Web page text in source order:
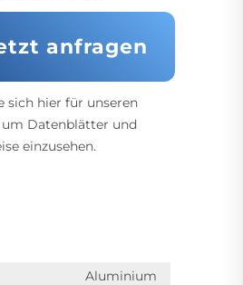
anfragen
sich hier für unseren
um Datenblätter und
einzusehen.
Aluminium